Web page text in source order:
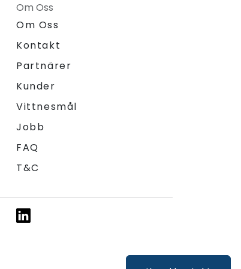
Om Oss
Om Oss
Kontakt
Partnärer
Kunder
Vittnesmål
Jobb
FAQ
T&C